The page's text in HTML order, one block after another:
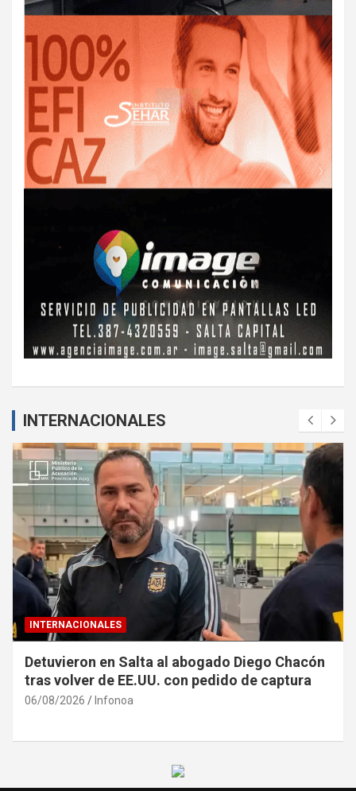
INTERNACIONALES
INTERNACIONALES
Detuvieron en Salta al abogado Diego Chacón
tras volver de EE.UU. con pedido de captura
06/08/2026 Infonoa